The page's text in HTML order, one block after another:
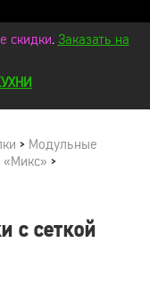
скидки. Заказать на
> Модульные
«Микс» >
с сеткой